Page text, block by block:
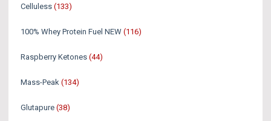
Celluless (133)
100% Whey Protein Fuel NEW (116)
Raspberry Ketones (44)
Mass-Peak (134)
Glutapure (38)